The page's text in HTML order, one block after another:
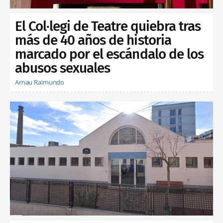
El Col·legi de Teatre quiebra tras
más de 40 años de historia
marcado por el escándalo de los
abusos sexuales
Arnau Raimundo